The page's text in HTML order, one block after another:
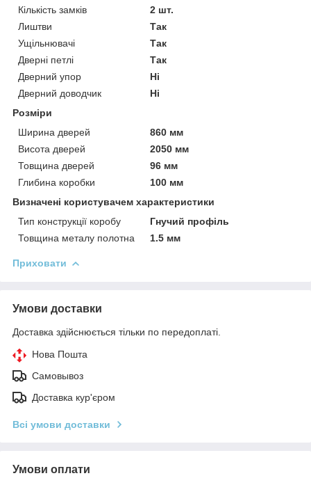
Кількість замків
2 шт.
Лиштви
Так
Ущільнювачі
Так
Дверні петлі
Так
Дверний упор
Ні
Дверний доводчик
Ні
Розміри
Ширина дверей
860 мм
Висота дверей
2050 мм
Товщина дверей
96 мм
Глибина коробки
100 мм
Визначені користувачем характеристики
Тип конструкції коробу
Гнучий профіль
Товщина металу полотна
1.5 мм
Приховати
Умови доставки
Доставка здійснюється тільки по передоплаті.
Нова Пошта
Самовывоз
Доставка кур'єром
Всі умови доставки
Умови оплати